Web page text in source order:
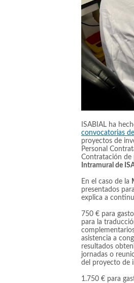
ISABIAL ha
convocatorias
proyectos de
Personal
Contratación de
Intramural de
En el caso de la
presentados
explica a
750 € para
para la
asistencia a
resultados
jornadas o
del proyecto de
1.750 € para